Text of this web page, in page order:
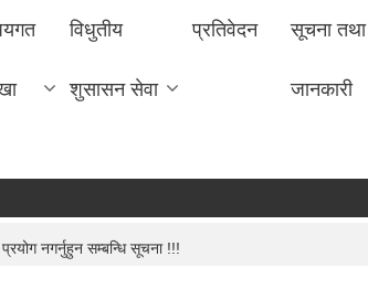
विधुतीय
शुसासन सेवा
प्रतिवेदन सूचना तथा
जानकारी
नगर्नुहुन सम्बन्धि सूचना !!!